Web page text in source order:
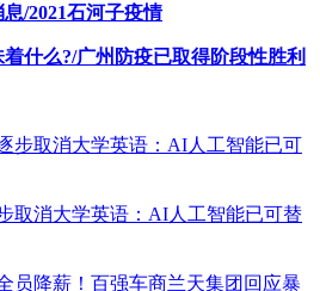
/2021石河子疫情
什么?/广州防疫已取得阶段性胜利
取消大学英语：AI人工智能已可替